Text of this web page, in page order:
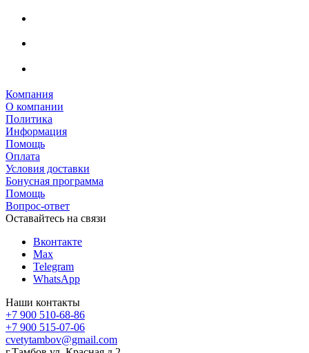
Компания
О компании
Политика
Информация
Помощь
Оплата
Условия доставки
Бонусная программа
Помощь
Вопрос-ответ
Оставайтесь на связи
Вконтакте
Max
Telegram
WhatsApp
Наши контакты
+7 900 510-68-86
+7 900 515-07-06
cvetytambov@gmail.com